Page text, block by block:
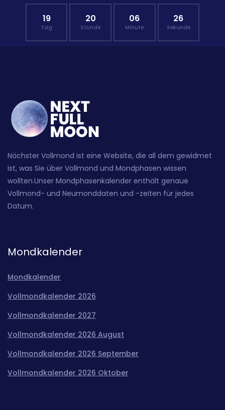
19
Tag
20
Stunde
06
Minute
25
Sekunde
Nächster Vollmond ist eine Website, die all dem gewidmet
ist, was Sie über Vollmond und Mondphasen wissen
wollten.Unser Mondphasenkalender enthält genaue
Vollmond- und Neumonddaten und -zeiten für jedes
Datum.
Mondkalender
Mondkalender
Vollmondkalender 2026
Vollmondkalender 2027
Vollmondkalender 2026 August
Vollmondkalender 2026 September
Vollmondkalender 2026 Oktober